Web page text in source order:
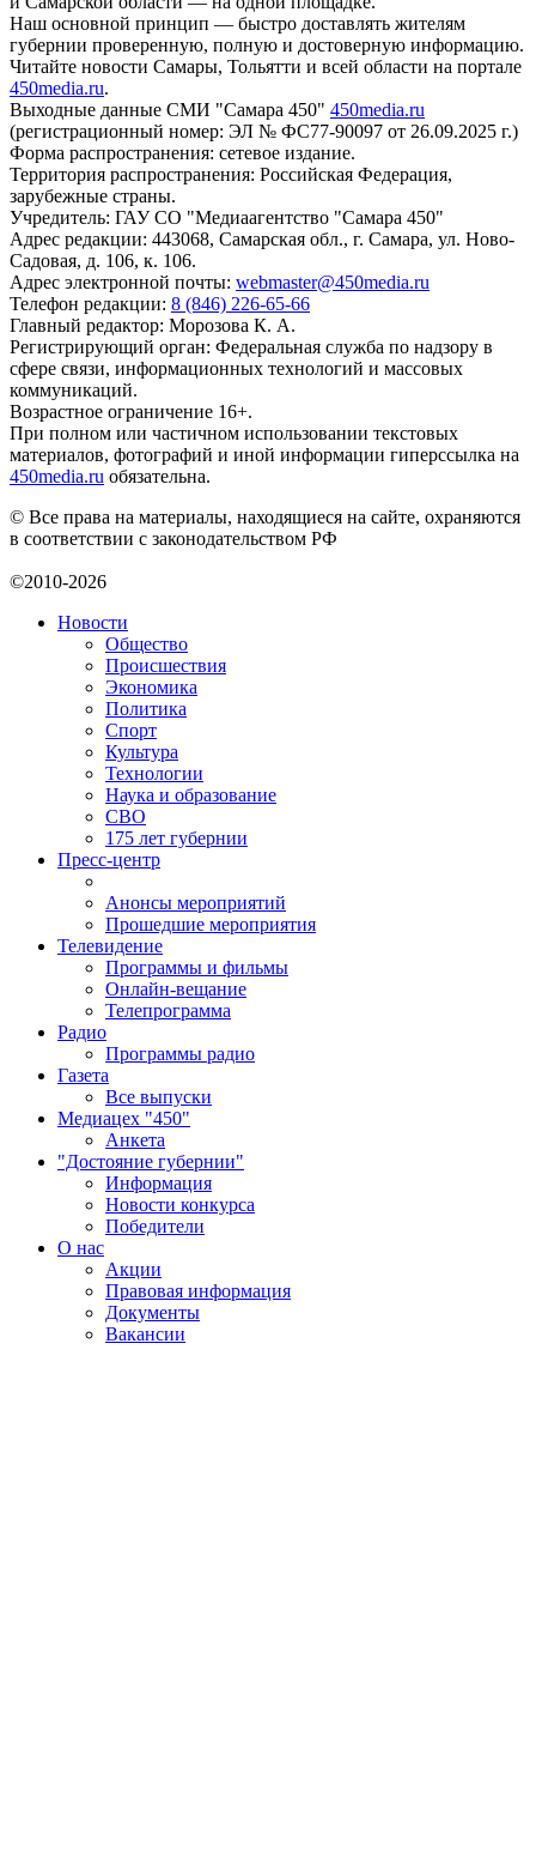
Наш основной принцип — быстро доставлять жителям
губернии проверенную, полную и достоверную информацию.
Читайте новости Самары, Тольятти и всей области на портале
450media.ru.
Выходные данные СМИ "Самара 450" 450media.ru
(регистрационный номер: ЭЛ № ФС77-90097 от 26.09.2025 г.)
Форма распространения: сетевое издание.
Территория распространения: Российская Федерация,
зарубежные страны.
Учредитель: ГАУ СО "Медиаагентство "Самара 450"
Адрес редакции: 443068, Самарская обл., г. Самара, ул. Ново-
Садовая, д. 106, к. 106.
Адрес электронной почты: webmaster@450media.ru
Телефон редакции: 8 (846) 226-65-66
Главный редактор: Морозова К. А.
Регистрирующий орган: Федеральная служба по надзору в
сфере связи, информационных технологий и массовых
коммуникаций.
Возрастное ограничение 16+.
При полном или частичном использовании текстовых
материалов, фотографий и иной информации гиперссылка на
450media.ru обязательна.
© Все права на материалы, находящиеся на сайте, охраняются
в соответствии с законодательством РФ
©2010-2026
Новости
Общество
Происшествия
Экономика
Политика
Спорт
Культура
Технологии
Наука и образование
СВО
175 лет губернии
Пресс-центр
Анонсы мероприятий
Прошедшие мероприятия
Телевидение
Программы и фильмы
Онлайн-вещание
Телепрограмма
Радио
Программы радио
Газета
Все выпуски
Медиацех "450"
Анкета
"Достояние губернии"
Информация
Новости конкурса
Победители
О нас
Акции
Правовая информация
Документы
Вакансии